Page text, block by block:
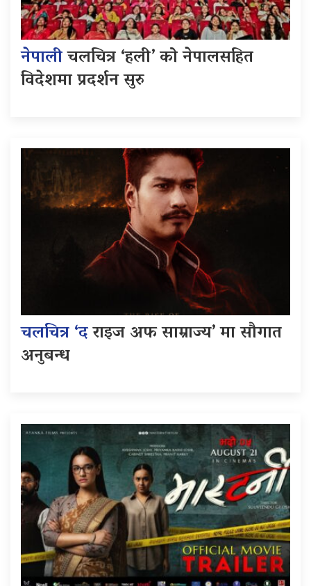
नेपालीचलचित्र ‘हली’ को नेपालसहित
विदेशमा प्रदर्शन सुरु
चलचित्र ‘दराइज अफ साम्राज्य’ मा सौगात
अनुबन्ध